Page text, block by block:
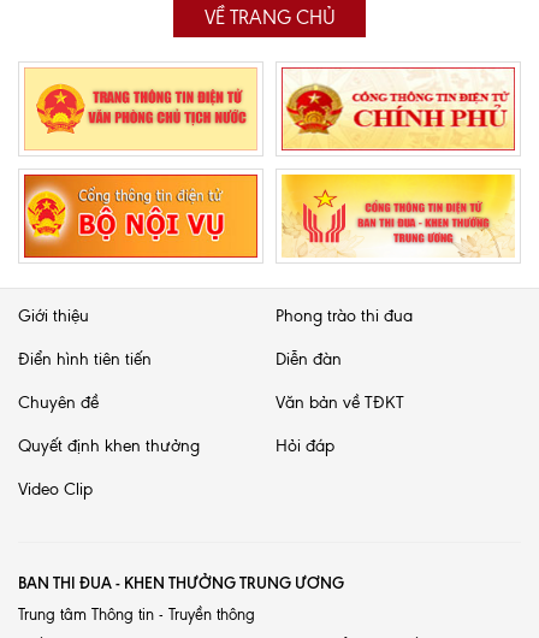
VỀ TRANG CHỦ
Giới thiệu Phong trào thi đua
Điển hình tiên tiến Diễn đàn
Chuyên đề Văn bản về TĐKT
Quyết định khen thưởng Hỏi đáp
Video Clip
BAN THI ĐUA - KHEN THƯỞNG TRUNG ƯƠNG
Trung tâm Thông tin - Truyền thông